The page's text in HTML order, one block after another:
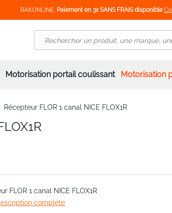
BAKONLINE, Paiement en 3x SANS FRAIS disponible
Motorisation portail coulissant Motorisation
Récepteur FLOR 1 canal NICE FLOX1R
FLOR 1 canal NICE FLOX1R
complète